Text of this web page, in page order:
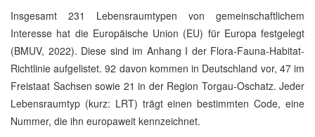
Insgesamt 231 Lebensraumtypen von gemeinschaftlichem
Interesse hat die Europäische Union (EU) für Europa festgelegt
(BMUV, 2022). Diese sind im Anhang I der Flora-Fauna-Habitat-
Richtlinie aufgelistet. 92 davon kommen in Deutschland vor, 47 im
Freistaat Sachsen sowie 21 in der Region Torgau-Oschatz. Jeder
Lebensraumtyp (kurz: LRT) trägt einen bestimmten Code, eine
Nummer, die ihn europaweit kennzeichnet.